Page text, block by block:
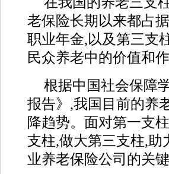
老保险长期以来都占
职业年金,以及第三支
民众养老中的价值和
根据中国社会保障
报告》,我国目前的养
降趋势。面对第一支
支柱,做大第三支柱,
业养老保险公司的关